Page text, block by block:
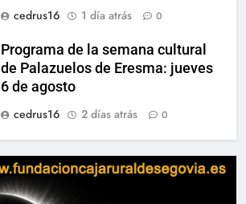
cedrus16
1 día atrás 0
Programa de la semana cultural
de Palazuelos de Eresma: jueves
6 de agosto
cedrus16
2 días atrás 0